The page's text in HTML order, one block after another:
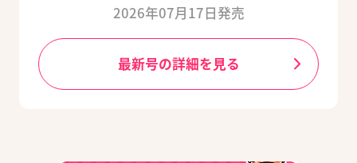
2026年07月17日発売
最新号の詳細を見る